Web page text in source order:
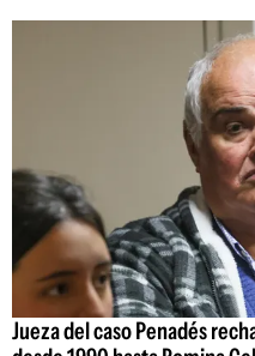
Jueza del caso Penadés